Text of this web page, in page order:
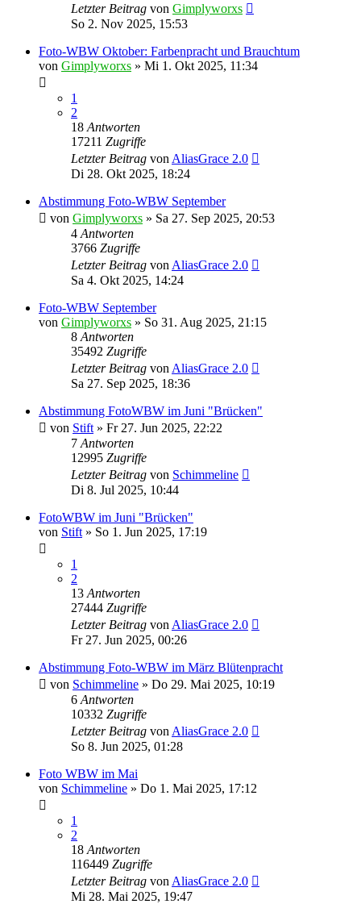
Letzter Beitrag von Gimplyworxs
So 2. Nov 2025, 15:53
Foto-WBW Oktober: Farbenpracht und Brauchtum
von Gimplyworxs » Mi 1. Okt 2025, 11:34
1
2
18 Antworten
17211 Zugriffe
Letzter Beitrag von AliasGrace 2.0
Di 28. Okt 2025, 18:24
Abstimmung Foto-WBW September
von Gimplyworxs » Sa 27. Sep 2025, 20:53
4 Antworten
3766 Zugriffe
Letzter Beitrag von AliasGrace 2.0
Sa 4. Okt 2025, 14:24
Foto-WBW September
von Gimplyworxs » So 31. Aug 2025, 21:15
8 Antworten
35492 Zugriffe
Letzter Beitrag von AliasGrace 2.0
Sa 27. Sep 2025, 18:36
Abstimmung FotoWBW im Juni "Brücken"
von Stift » Fr 27. Jun 2025, 22:22
7 Antworten
12995 Zugriffe
Letzter Beitrag von Schimmeline
Di 8. Jul 2025, 10:44
FotoWBW im Juni "Brücken"
von Stift » So 1. Jun 2025, 17:19
1
2
13 Antworten
27444 Zugriffe
Letzter Beitrag von AliasGrace 2.0
Fr 27. Jun 2025, 00:26
Abstimmung Foto-WBW im März Blütenpracht
von Schimmeline » Do 29. Mai 2025, 10:19
6 Antworten
10332 Zugriffe
Letzter Beitrag von AliasGrace 2.0
So 8. Jun 2025, 01:28
Foto WBW im Mai
von Schimmeline » Do 1. Mai 2025, 17:12
1
2
18 Antworten
116449 Zugriffe
Letzter Beitrag von AliasGrace 2.0
Mi 28. Mai 2025, 19:47